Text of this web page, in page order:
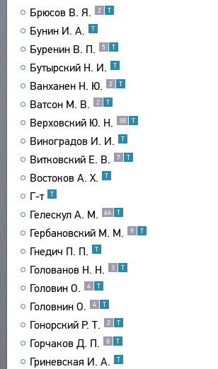
Брюсов В. Я. 2 Т
Бунин И. А. Т
Буренин В. П. 5 Т
Бутырский Н. И. Т
Ванханен Н. Ю. 2 Т
Ватсон М. В. 2 Т
Верховский Ю. Н. 38 Т
Виноградов И. И. Т
Витковский Е. В. 7 Т
Востоков А. Х. Т
Г-т Т
Гелескул А. М. 64 Т
Гербановский М. М. 9 Т
Гнедич П. П. Т
Голованов Н. Н. 3 Т
Головин О. 4 Т
Головнин О. 4 Т
Гонорский Р. Т. 2 Т
Горчаков Д. П. 8 Т
Гриневская И. А. Т
ТЕКСТЫ
АВТОРЫ
ПРОИЗВЕДЕНИЯ
ИЗДАНИЯ
ИССЛЕДОВАНИЯ
ПРОИЗВЕДЕНИЯ
ИЗДАНИЯ
БИБЛИОГРАФИЧЕСКИЕ ПУБЛИКАЦИИ
СОСТАВИТЕЛИ
ПРОИЗВЕДЕНИЯ
ИЗДАНИЯ
ЭНЦИКЛОПЕДИЯ
СЛОВНИК
ВСЕ БИОСПРАВКИ
ПОЭТЫ
ПЕРЕВОДЧИКИ
ИССЛЕДОВАТЕЛИ
ТЕЗАУРУС
УКАЗАТЕЛЬ ТЕРМИНОВ
ПОИСК
О ПРОЕКТЕ
КРАТКО О ПРОЕКТЕ
ЦЕЛИ ПРОЕКТА
ПОДСИСТЕМЫ
КОРПУС
БИБЛИОТЕКА
ЭНЦИКЛОПЕДИЯ
ТЕЗАУРУС
ФУНКЦИОНАЛЬНОСТЬ
УКАЗАТЕЛИ
ПОИСК
СВЯЗИ
СОЗДАТЕЛИ ПРОЕКТА
ОБРАТНАЯ СВЯЗЬ
ПОЛЬЗОВАТЕЛЬСКОЕ СОГЛАШЕНИЕ
ЗАКЛАДКИ